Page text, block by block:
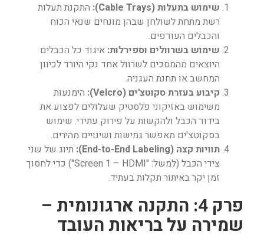
שימוש בתעלות (Cable Trays):
התקנת תעלות
רשת מתחת לשולחן שבהן מונחים שנאי הכוח
והכבלים העודפים.
שימוש בשרוולים וספירלות: איגוד כל הכבלים
היוצאים מהמסכים לשרוול אחד נקי היורד לכיוון
המחשב או תחנת העגניה.
קיבוע בעזרת סקוטצ'ים (Velcro):
הימנעות
משימוש באזיקוני פלסטיק שעלולים לפצוע את
בידוד הכבל ולהקשות על פירוק עתידי. שימוש
בסקוטצ'ים מאפשר גמישות ושינויים מהירים.
תוויות קצה (End-to-End Labeling):
תיוג של שני
צידי הכבל (למשל: "Screen 1 – HDMI") כדי לחסוך
זמן יקר באיתור תקלות בעתיד.
פרק 4: התקנה ארגונומית –
שמירה על בריאות העובד